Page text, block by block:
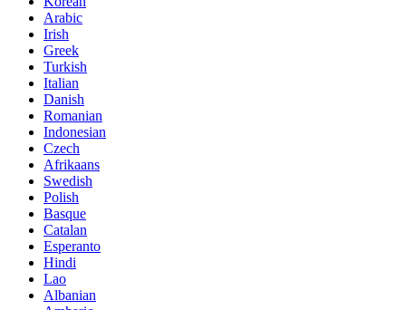
Arabic
Irish
Greek
Turkish
Italian
Danish
Romanian
Indonesian
Czech
Afrikaans
Swedish
Polish
Basque
Catalan
Esperanto
Hindi
Lao
Albanian